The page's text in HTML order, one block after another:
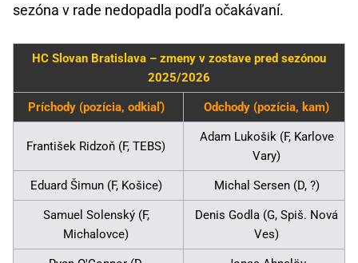
sezóna v rade nedopadla podľa očakávaní.
HC Slovan Bratislava – zmeny v zostave pred sezónou
2025/2026
Príchody (pozícia, odkiaľ) Odchody (pozícia, kam)
František Ridzoň (F, TEBS)
Adam Lukošik (F, Karlove
Vary)
Eduard Šimun (F, Košice) Michal Sersen (D, ?)
Samuel Solenský (F,
Michalovce)
Denis Godla (G, Spiš. Nová
Ves)